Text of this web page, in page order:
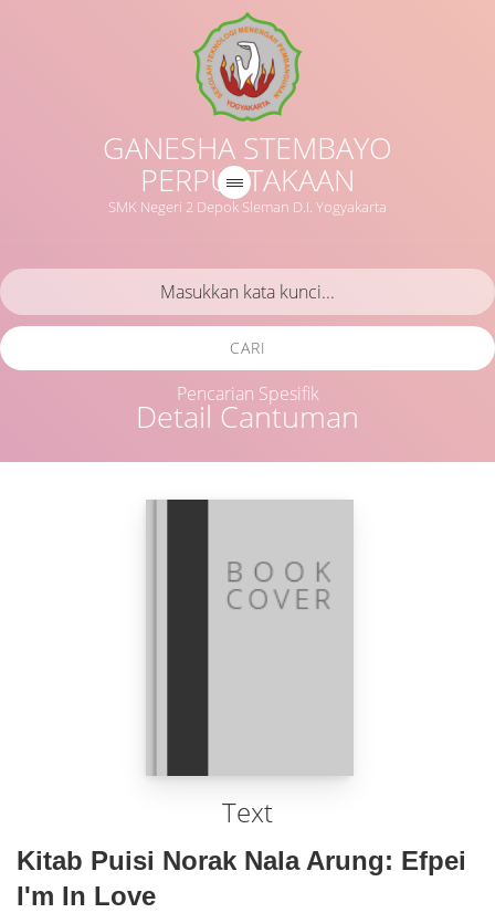
GANESHA STEMBAYO
PERPUSTAKAAN
SMK Negeri 2 Depok Sleman D.I. Yogyakarta
Detail Cantuman
CARI
Pencarian Spesifik
Text
Kitab Puisi Norak Nala Arung: Efpei
I'm In Love